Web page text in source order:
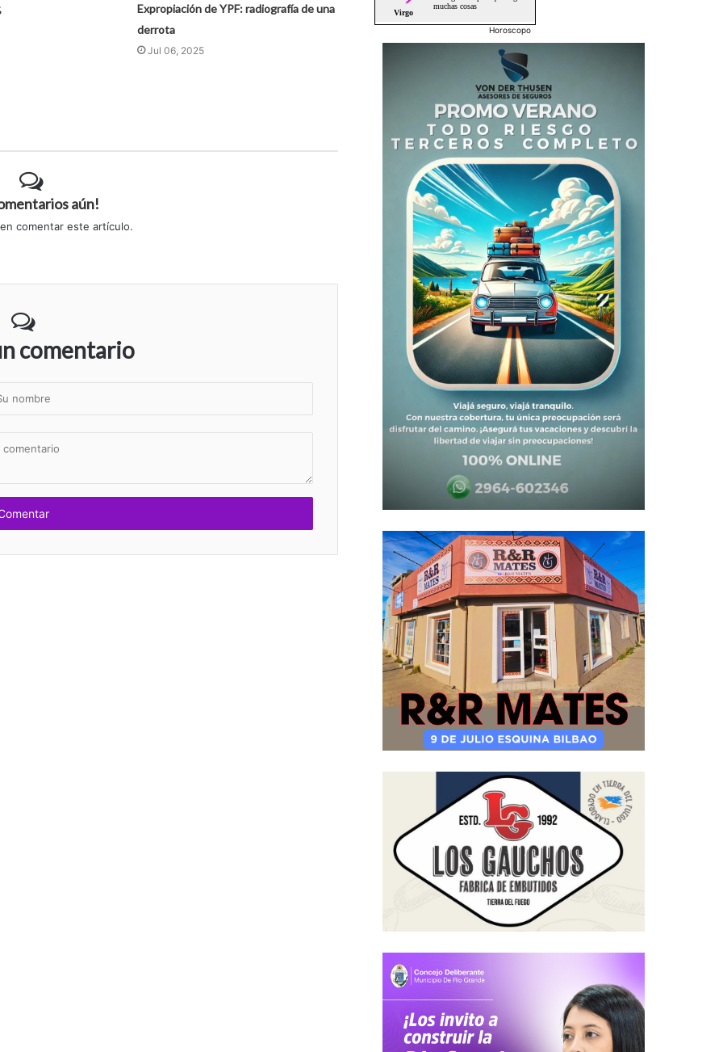
Expropiación de YPF: radiografía de una
derrota
Jul 06, 2025
aún!
comentar este artículo.
comentario
Horoscopo